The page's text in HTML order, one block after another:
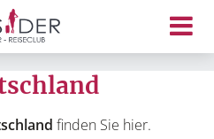
finden Sie hier.